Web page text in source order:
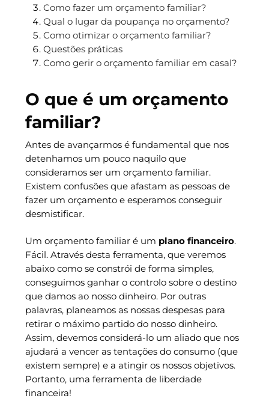
Como fazer um orçamento familiar?
Qual o lugar da poupança no orçamento?
Como otimizar o orçamento familiar?
Questões práticas
Como gerir o orçamento familiar em casal?
O que é um orçamento
familiar?
Antes de avançarmos é fundamental que nos
detenhamos um pouco naquilo que
consideramos ser um orçamento familiar.
Existem confusões que afastam as pessoas de
fazer um orçamento e esperamos conseguir
desmistificar.
Um orçamento familiar é um plano financeiro.
Fácil. Através desta ferramenta, que veremos
abaixo como se constrói de forma simples,
conseguimos ganhar o controlo sobre o destino
que damos ao nosso dinheiro. Por outras
palavras, planeamos as nossas despesas para
retirar o máximo partido do nosso dinheiro.
Assim, devemos considerá-lo um aliado que nos
ajudará a vencer as tentações do consumo (que
existem sempre) e a atingir os nossos objetivos.
Portanto, uma ferramenta de liberdade
financeira!